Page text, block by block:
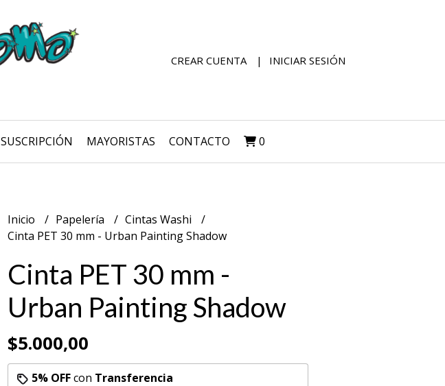
CREAR CUENTA INICIAR SESIÓN
SUSCRIPCIÓN MAYORISTAS CONTACTO 0
Inicio Papelería
Cintas Washi
Cinta PET 30 mm - Urban Painting Shadow
Cinta PET 30 mm -
Urban Painting Shadow
$5.000,00
5% OFFcon Transferencia